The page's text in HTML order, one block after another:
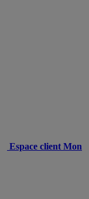
Espace client Mon